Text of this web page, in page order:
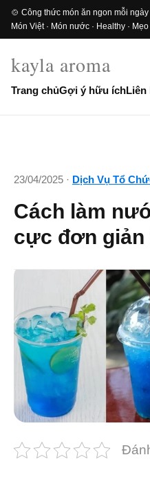
🍲 Công thức món ăn ngon mỗi ngày
Món Việt · Món nước · Healthy ·
kayla aroma
Trang chủGợi ý hữu íchLiên
23/04/2025 · Dịch Vụ Tổ
Cách làm
cực đơn giản